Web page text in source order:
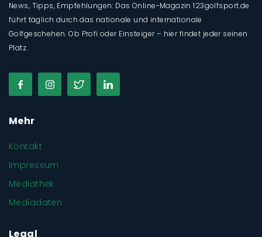
News, Tipps, Empfehlungen: Das Online-Magazin 123golfsport.de
führt täglich durch das nationale und internationale
Golfgeschehen. Ob Profi oder Einsteiger – hier findet jeder seinen
Platz.
Mehr
Kontakt
Impressum
Mediathek
Mediadaten
Legal